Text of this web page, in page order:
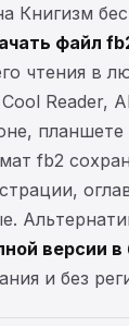
Книгизм
файл
чтения в
Reader,
планшете
fb2
версии в
и без